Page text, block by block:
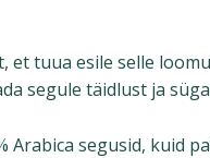
tuua esile selle
segule täidlust ja
segusid, kuid